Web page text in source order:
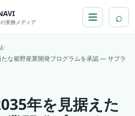
実務メディア ⌕
/
な裾野産業開発プログラムを承認 ― サプラ
年を見据えた